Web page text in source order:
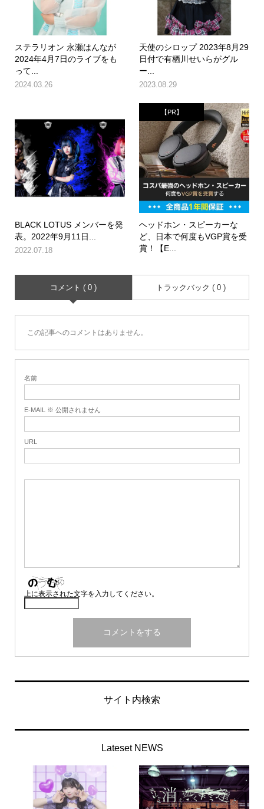
ステラリオン 永瀬はんなが
2024年4月7日のライブをも
って...
2024.03.26
天使のシロップ 2023年8月29
日付で有栖川せいらがグル
ー...
2023.08.29
BLACK LOTUS メンバーを発
表。2022年9月11日...
2022.07.18
【PR】
ヘッドホン・スピーカーな
ど、日本で何度もVGP賞を受
賞！【E...
コメント ( 0 ) トラックバック ( 0 )
この記事へのコメントはありません。
名前
E-MAIL ※ 公開されません
URL
上に表示された文字を入力してください。
サイト内検索
Lateset NEWS